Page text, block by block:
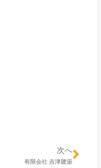
次へ
有限会社 吉津建築